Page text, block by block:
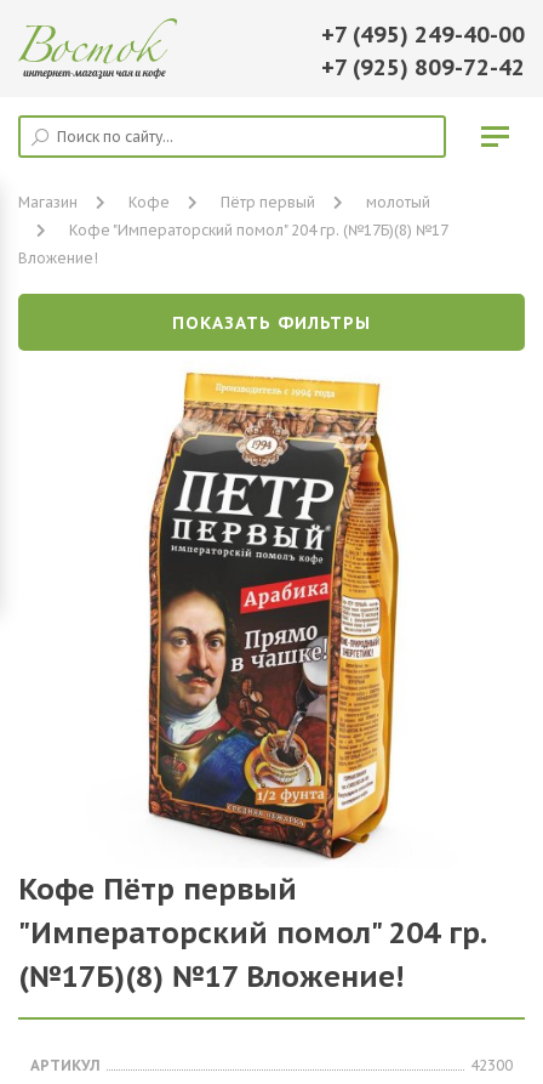
+7 (495) 249-40-00
+7 (925) 809-72-42
Магазин Кофе Пётр первый
молотый
Кофе "Императорский помол" 204 гр. (№17Б)(8) №17
Вложение!
ПОКАЗАТЬ ФИЛЬТРЫ
Кофе Пётр первый
"Императорский помол" 204 гр.
(№17Б)(8) №17 Вложение!
АРТИКУЛ
42300